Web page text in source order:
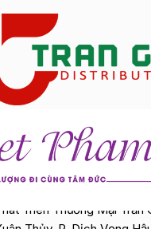
Triển Thương Mại Trần